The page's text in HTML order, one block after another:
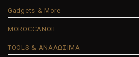
Gadgets & More
MOROCCANOIL
TOOLS & ΑΝΑΛΩΣΙΜΑ